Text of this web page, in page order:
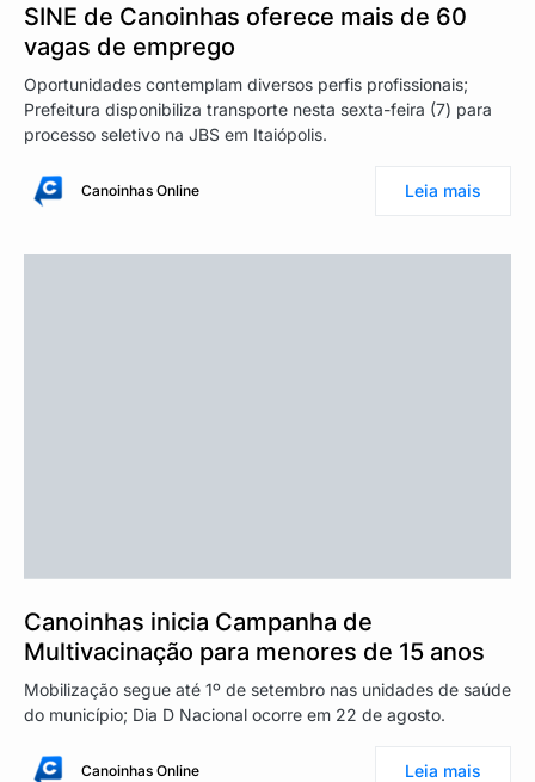
SINE de Canoinhas oferece mais de 60
vagas de emprego
Oportunidades contemplam diversos perfis profissionais;
Prefeitura disponibiliza transporte nesta sexta-feira (7) para
processo seletivo na JBS em Itaiópolis.
Canoinhas Online Leia mais
Canoinhas inicia Campanha de
Multivacinação para menores de 15 anos
Mobilização segue até 1º de setembro nas unidades de saúde
do município; Dia D Nacional ocorre em 22 de agosto.
Canoinhas Online Leia mais